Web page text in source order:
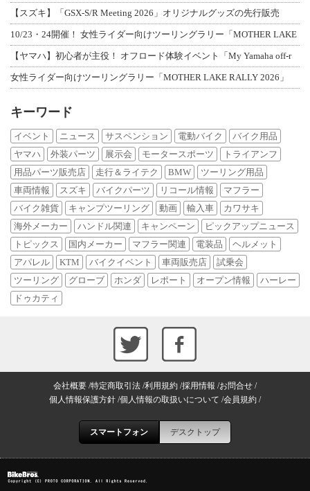
【スズキ】「GSX-S/R Meeting 2026」オリジナルグッズの先行販売
10/23・24開催！ 女性ライダー向けツーリングラリー「MOTHER LAKE
【ヤマハ】初心者が主役！ オフロード体験イベント「My Yamaha off-r
女性ライダー向けツーリングラリー「MOTHER LAKE RALLY 2026」
キーワード
イベント ニュース サスペンション 電動バイク
バイク用品
ヤマハ
外装パーツ 展示会 モータースポーツ
トライアンフ
用品パーツ販売店
走行＆ライテク BMW
ツーリング用品
車両情報
スズキ バイクパーツ リコール情報
マフラー
バイク雑貨
キャンプツーリング 動画 輸入車
カワサキ
海外メーカー
ハンドル関連 キャンペーン
ピックアップニュース
トピックス
国内メーカー マフラー関連 電装品
ヘルメット
アパレル
KTM バイクイベント 車両販売店
試乗会
ツーリング
グローブ ホンダ レポート オープン情報
ハーレー
ドゥカティ
会社概要 特定商取引法 利用規約 採用情報 お問合せ
個人情報保護方針 個人情報の取扱いについて 会員規約
スマートフォン デスクトップ